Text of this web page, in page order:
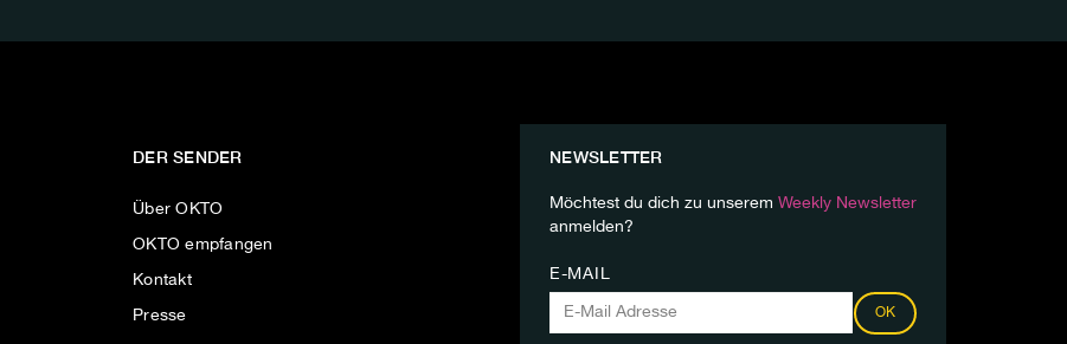
DER SENDER
Über OKTO
OKTO empfangen
Kontakt
Presse
NEWSLETTER
Möchtest du dich zu unserem Weekly Newsletter
anmelden?
E-MAIL
OK